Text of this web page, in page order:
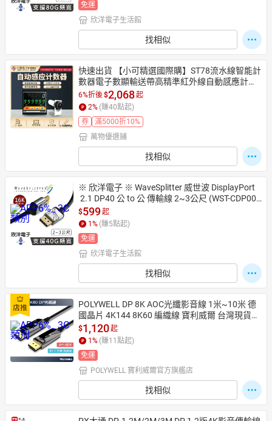
免運
欣洋電子生活館
找相似
快速出貨 【小可精選國際購】ST78流水線智能計
數器電子數顯輸送帶高精準紅外線自動感應計數
器
6%折後$2,068起
2% (賺40點起)
券
滿5000折10%
萬物優選鋪
找相似
※ 欣洋電子 ※ WaveSplitter 威世波 DisplayPort
2.1 DP40 公 to 公 傳輸線 2~3公尺 (WST-CDP00
2) (WST-CDP003)
$599起
1 % (賺5點起)
免運
欣洋電子生活館
找相似
POLYWELL DP 8K AOC光纖影音線 1米~10米 德
國晶片 4K144 8K60 編織線 寶利威爾 台灣現貨
【全館299免運＋領券再折】
$1,120起
1 % (賺11 點起)
免運
POLYWELL 寶利威爾官方旗艦店
找相似